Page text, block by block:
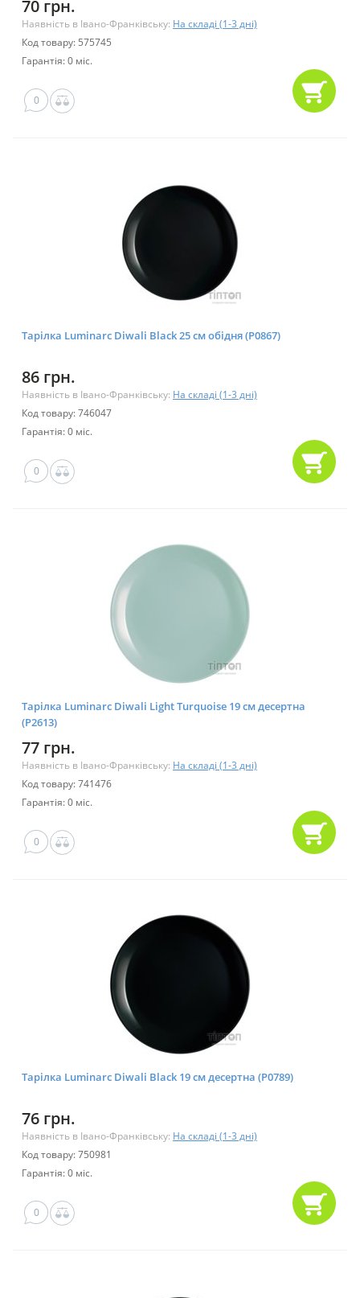
70 грн.
Наявність в Івано-Франківську: На складі (1-3 дні)
Код товару: 575745
Гарантія: 0 міс.
0
Тарілка Luminarc Diwali Black 25 см обідня (P0867)
86 грн.
Наявність в Івано-Франківську: На складі (1-3 дні)
Код товару: 746047
Гарантія: 0 міс.
0
Тарілка Luminarc Diwali Light Turquoise 19 см десертна
(P2613)
77 грн.
Наявність в Івано-Франківську: На складі (1-3 дні)
Код товару: 741476
Гарантія: 0 міс.
0
Тарілка Luminarc Diwali Black 19 см десертна (P0789)
76 грн.
Наявність в Івано-Франківську: На складі (1-3 дні)
Код товару: 750981
Гарантія: 0 міс.
0